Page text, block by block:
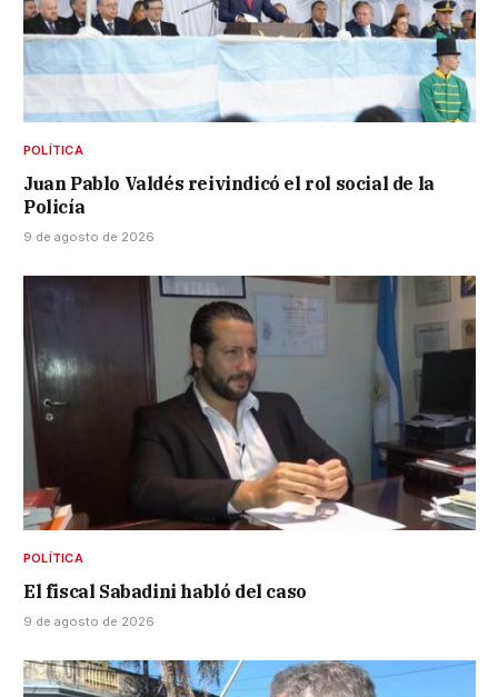
POLÍTICA
Juan Pablo Valdés reivindicó el rol social de la
Policía
9 de agosto de 2026
POLÍTICA
El fiscal Sabadini habló del caso
9 de agosto de 2026